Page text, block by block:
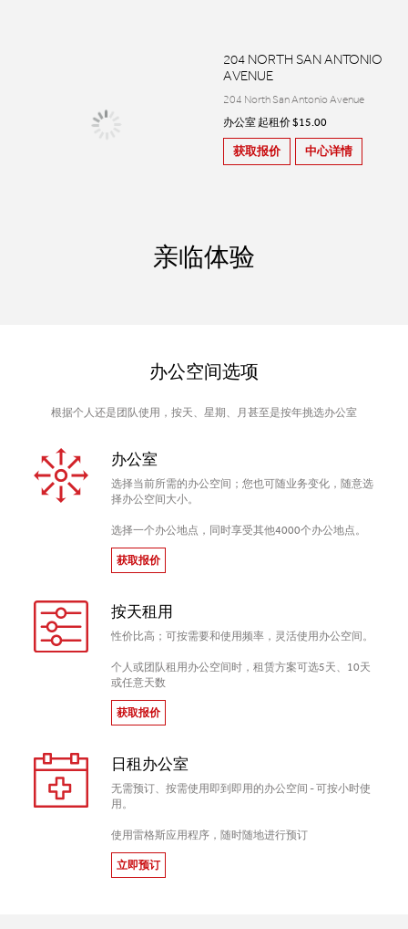
204 NORTH SAN ANTONIO
AVENUE
204 North San Antonio Avenue
办公室 起租价 $15.00
获取报价 中心详情
亲临体验
办公空间选项
根据个人还是团队使用，按天、星期、月甚至是按年挑选办公室
办公室
选择当前所需的办公空间；您也可随业务变化，随意选
择办公空间大小。
选择一个办公地点，同时享受其他4000个办公地点。
获取报价
按天租用
性价比高；可按需要和使用频率，灵活使用办公空间。
个人或团队租用办公空间时，租赁方案可选5天、10天
或任意天数
获取报价
日租办公室
无需预订、按需使用即到即用的办公空间 - 可按小时使
用。
使用雷格斯应用程序，随时随地进行预订
立即预订